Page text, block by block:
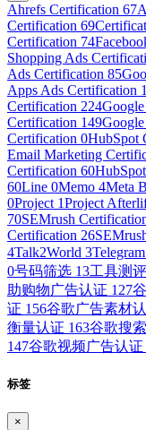
Ahrefs Certification 67
Certification 69
Certification 74
Shopping Ads
Ads Certification 85
Apps Ads Certification
Certification 224
Certification 149
Certification 0HubSpot
Email Marketing
Certification 60
60Line 0Memo 4Meta
0Project 1Project
70SEMrush
Certification 26
4Talk2World 3Telegram
0号码筛选 13工具测评
助购物广告认证 127
证 156谷歌广告素材
衡量认证 163谷歌搜
147谷歌视频广告认证
标签
×